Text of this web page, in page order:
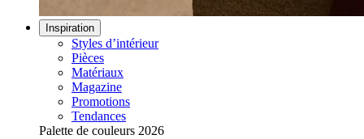
Inspiration
Styles d’intérieur
Pièces
Matériaux
Magazine
Promotions
Tendances
Palette de couleurs 2026